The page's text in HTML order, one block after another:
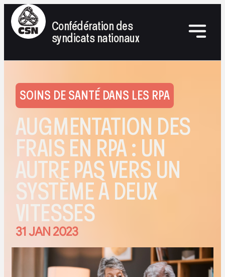
Confédération des
syndicats nationaux
SOINS DE SANTÉ DANS LES RPA
AUGMENTATION DES
FRAIS EN RPA : UN
AUTRE PAS VERS UN
SYSTÈME À DEUX
VITESSES
31 JAN 2023